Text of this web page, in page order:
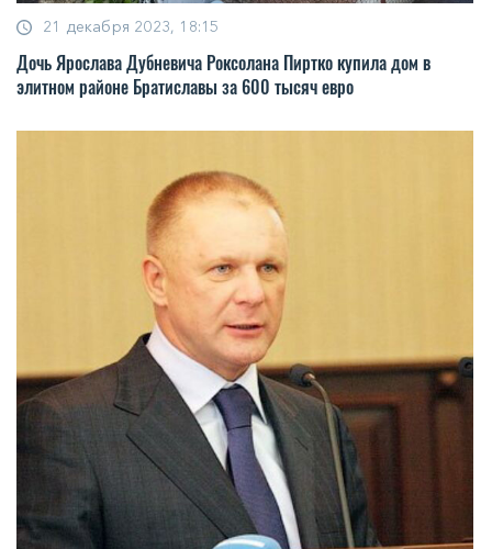
21 декабря 2023, 18:15
Дочь Ярослава Дубневича Роксолана Пиртко купила дом в
элитном районе Братиславы за 600 тысяч евро